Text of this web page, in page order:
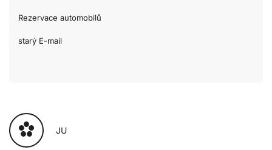
Rezervace automobilů
starý E-mail
JU